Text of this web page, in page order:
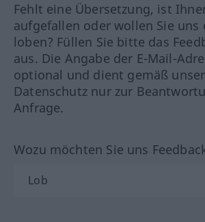
Fehlt eine Übersetzung, ist
aufgefallen oder wollen Sie uns
loben? Füllen Sie bitte das
aus. Die Angabe der E-Mail-
optional und dient gemäß
Datenschutz nur zur
Anfrage.
Wozu möchten Sie uns